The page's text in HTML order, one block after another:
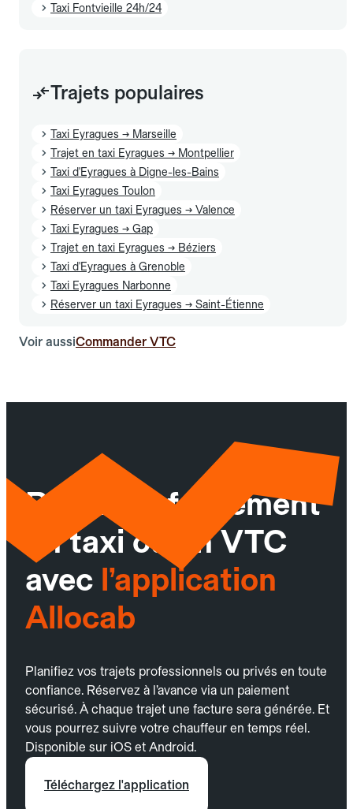
Taxi Fontvieille 24h/24
Trajets populaires
Taxi Eyragues → Marseille
Trajet en taxi Eyragues → Montpellier
Taxi d'Eyragues à Digne-les-Bains
Taxi Eyragues Toulon
Réserver un taxi Eyragues → Valence
Taxi Eyragues → Gap
Trajet en taxi Eyragues → Béziers
Taxi d'Eyragues à Grenoble
Taxi Eyragues Narbonne
Réserver un taxi Eyragues → Saint-Étienne
Voir aussiCommander VTC
Réservez facilement
un taxi ou un VTC
avec l’application
Allocab
Planifiez vos trajets professionnels ou privés en toute
confiance. Réservez à l’avance via un paiement
sécurisé. À chaque trajet une facture sera générée. Et
vous pourrez suivre votre chauffeur en temps réel.
Disponible sur iOS et Android.
Téléchargez l'application